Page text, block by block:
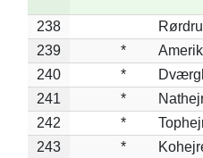
238
239
*
240
*
241
*
242
*
243
*